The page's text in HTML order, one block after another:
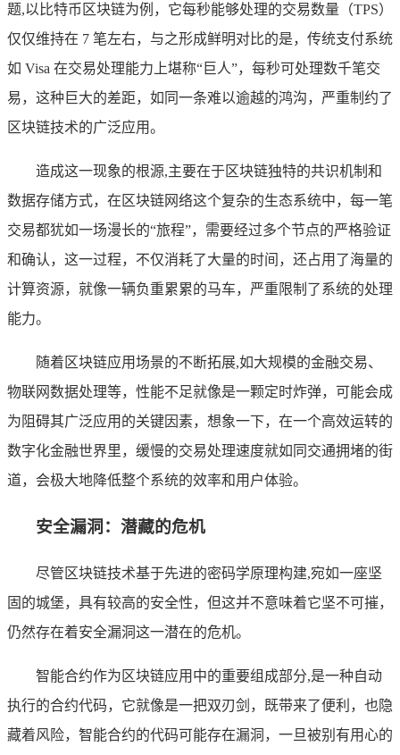
题,以比特币区块链为例，它每秒能够处理的交易数量（TPS）
仅仅维持在 7 笔左右，与之形成鲜明对比的是，传统支付系统
如 Visa 在交易处理能力上堪称“巨人”，每秒可处理数千笔交
易，这种巨大的差距，如同一条难以逾越的鸿沟，严重制约了
区块链技术的广泛应用。
造成这一现象的根源,主要在于区块链独特的共识机制和
数据存储方式，在区块链网络这个复杂的生态系统中，每一笔
交易都犹如一场漫长的“旅程”，需要经过多个节点的严格验证
和确认，这一过程，不仅消耗了大量的时间，还占用了海量的
计算资源，就像一辆负重累累的马车，严重限制了系统的处理
能力。
随着区块链应用场景的不断拓展,如大规模的金融交易、
物联网数据处理等，性能不足就像是一颗定时炸弹，可能会成
为阻碍其广泛应用的关键因素，想象一下，在一个高效运转的
数字化金融世界里，缓慢的交易处理速度就如同交通拥堵的街
道，会极大地降低整个系统的效率和用户体验。
安全漏洞：潜藏的危机
尽管区块链技术基于先进的密码学原理构建,宛如一座坚
固的城堡，具有较高的安全性，但这并不意味着它坚不可摧，
仍然存在着安全漏洞这一潜在的危机。
智能合约作为区块链应用中的重要组成部分,是一种自动
执行的合约代码，它就像是一把双刃剑，既带来了便利，也隐
藏着风险，智能合约的代码可能存在漏洞，一旦被别有用心的